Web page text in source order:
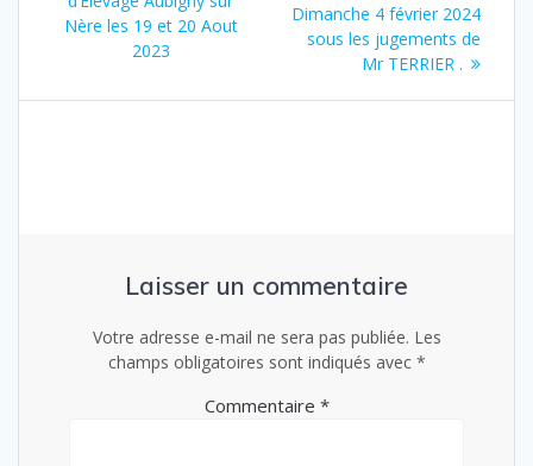
l’article :
Nère les 19 et 20 Aout
2023
:
Dimanche 4 février 2024
sous les jugements de
Mr TERRIER .
Laisser un commentaire
Votre adresse e-mail ne sera pas publiée. Les
champs obligatoires sont indiqués avec *
Commentaire *